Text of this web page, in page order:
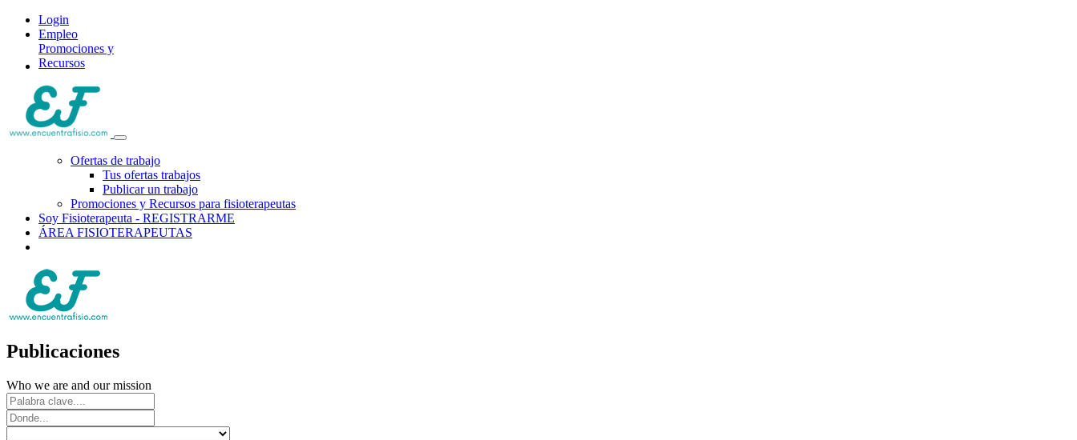
Login
Empleo
Promociones y
Recursos
Ofertas de trabajo
Tus ofertas trabajos
Publicar un trabajo
Promociones y Recursos para fisioterapeutas
Soy Fisioterapeuta - REGISTRARME
ÁREA FISIOTERAPEUTAS
Publicaciones
Who we are and our mission